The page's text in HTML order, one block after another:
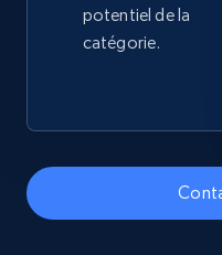
2.1K+
specified URL
URL, Domain,
potentiel de la
catégorie.